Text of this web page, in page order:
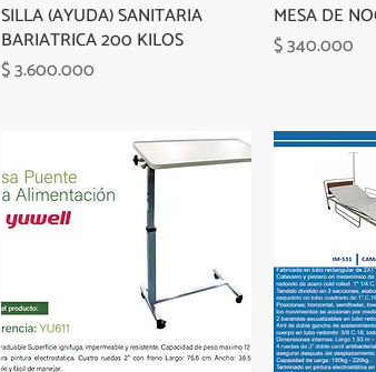
SILLA (AYUDA) SANITARIA
BARIATRICA 200 KILOS
Precio
$ 3.600.000
MESA DE
Precio
$ 340.000